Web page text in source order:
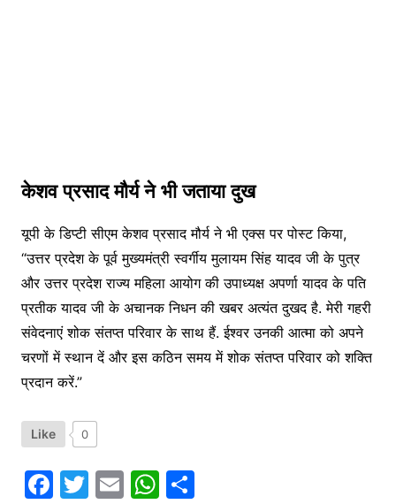
केशव प्रसाद मौर्य ने भी जताया दुख
यूपी के डिप्टी सीएम केशव प्रसाद मौर्य ने भी एक्स पर पोस्ट किया,
“उत्तर प्रदेश के पूर्व मुख्यमंत्री स्वर्गीय मुलायम सिंह यादव जी के पुत्र
और उत्तर प्रदेश राज्य महिला आयोग की उपाध्यक्ष अपर्णा यादव के पति
प्रतीक यादव जी के अचानक निधन की खबर अत्यंत दुखद है. मेरी गहरी
संवेदनाएं शोक संतप्त परिवार के साथ हैं. ईश्वर उनकी आत्मा को अपने
चरणों में स्थान दें और इस कठिन समय में शोक संतप्त परिवार को शक्ति
प्रदान करें.”
Like 0
F T E W S